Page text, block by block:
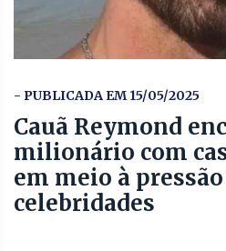
- PUBLICADA EM 15/05/2025
Cauã Reymond
milionário com
em meio à
celebridades